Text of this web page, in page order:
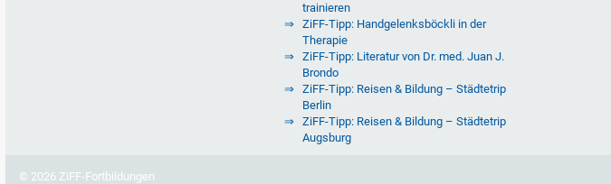
trainieren
ZiFF-Tipp: Handgelenksböckli in der
Therapie
ZiFF-Tipp: Literatur von Dr. med. Juan J.
Brondo
ZiFF-Tipp: Reisen & Bildung – Städtetrip
Berlin
ZiFF-Tipp: Reisen & Bildung – Städtetrip
Augsburg
© 2026 ZiFF-Fortbildungen